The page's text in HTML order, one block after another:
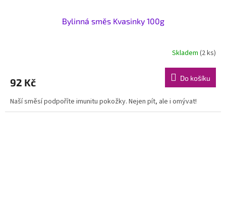
Bylinná směs Kvasinky 100g
Skladem (2 ks)
92 Kč Do košíku
Naší směsí podpoříte imunitu pokožky. Nejen pít, ale i omývat!